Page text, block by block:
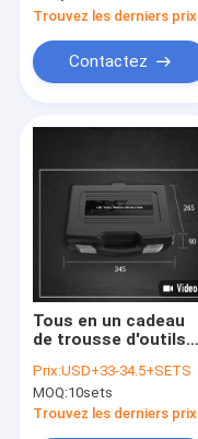
Trouvez les derniers prix
Contactez
Tous en un cadeau
de trousse d'outils
grand pour extérieur
Prix:USD+33-34.5+SETS
MOQ:10sets
Trouvez les derniers prix